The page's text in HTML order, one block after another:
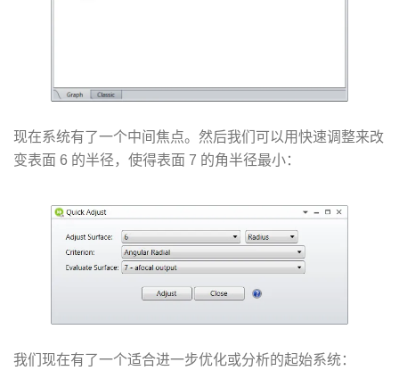
现在系统有了一个中间焦点。然后我们可以用快速调整来改
变表面 6 的半径，使得表面 7 的角半径最小：
我们现在有了一个适合进一步优化或分析的起始系统：